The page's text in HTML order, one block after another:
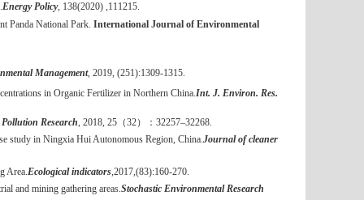
Energy Policy, 138(2020) ,111215.
Panda National Park. International Journal of Environmental
Management, 2019, (251):1309-1315.
in Organic Fertilizer in Northern China.Int. J. Environ. Res.
Research, 2018, 25 （32）： 32257–32268.
study in Ningxia Hui Autonomous Region, China.Journal of cleaner
Area. Ecological indicators ,2017,(83):160-270.
and mining gathering areas. Stochastic Environmental Research